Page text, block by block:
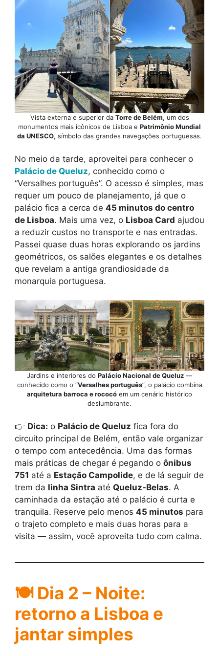
Vista externa e superior da Torre de Belém, um dos
monumentos mais icônicos de Lisboa e Patrimônio Mundial
da UNESCO, símbolo das grandes navegações portuguesas.
No meio da tarde, aproveitei para conhecer o
Palácio de Queluz, conhecido como o
“Versalhes português”. O acesso é simples, mas
requer um pouco de planejamento, já que o
palácio fica a cerca de 45 minutos do centro
de Lisboa. Mais uma vez, o Lisboa Card ajudou
a reduzir custos no transporte e nas entradas.
Passei quase duas horas explorando os jardins
geométricos, os salões elegantes e os detalhes
que revelam a antiga grandiosidade da
monarquia portuguesa.
Jardins e interiores do Palácio Nacional de Queluz —
conhecido como o “Versalhes português”, o palácio combina
arquitetura barroca e rococó em um cenário histórico
deslumbrante.
👉 Dica: o Palácio de Queluz fica fora do
circuito principal de Belém, então vale organizar
o tempo com antecedência. Uma das formas
mais práticas de chegar é pegando o ônibus
751 até a Estação Campolide, e de lá seguir de
trem da linha Sintra até Queluz-Belas. A
caminhada da estação até o palácio é curta e
tranquila. Reserve pelo menos 45 minutos para
o trajeto completo e mais duas horas para a
visita — assim, você aproveita tudo com calma.
🍽️ Dia 2 – Noite:
retorno a Lisboa e
jantar simples